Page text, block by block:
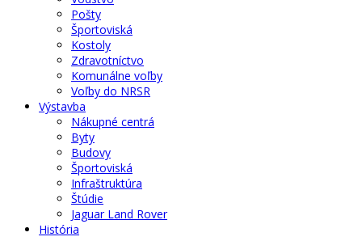
Pošty
Športoviská
Kostoly
Zdravotníctvo
Komunálne voľby
Voľby do NRSR
Výstavba
Nákupné centrá
Byty
Budovy
Športoviská
Infraštruktúra
Štúdie
Jaguar Land Rover
História